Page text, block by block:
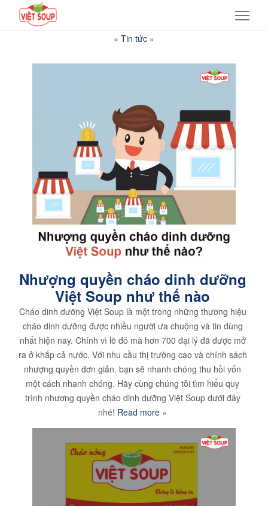
» Tin tức »
Nhượng quyền cháo dinh dưỡng
Việt Soup như thế nào
Cháo dinh dưỡng Việt Soup là một trong những thương hiệu
cháo dinh dưỡng được nhiều người ưa chuộng và tin dùng
nhất hiện nay. Chính vì lẽ đó mà hơn 700 đại lý đã được mở
ra ở khắp cả nước. Với nhu cầu thị trường cao và chính sách
nhượng quyền đơn giản, bạn sẽ nhanh chóng thu hồi vốn
một cách nhanh chóng. Hãy cùng chúng tôi tìm hiểu quy
trình nhương quyền cháo dinh dưỡng Việt Soup dưới đây
nhé! Read more »